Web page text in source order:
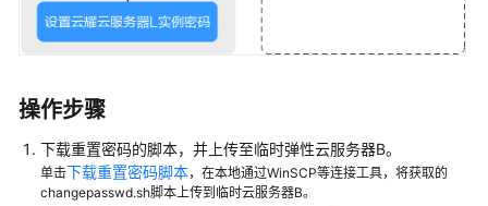
云
盘
视
频
帮
操作步骤
下载重置密码的脚本，并上传至临时弹性云服务器B。
单击下载重置密码脚本，在本地通过WinSCP等连接工具，将获取的
changepasswd.sh脚本上传到临时云服务器B。